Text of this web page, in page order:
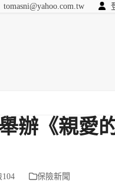
tomasni@yahoo.com.tw
辦《親愛
保險新聞